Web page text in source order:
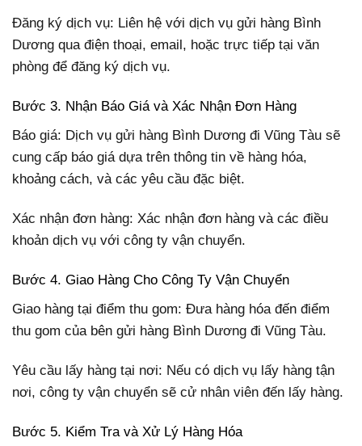
Đăng ký dịch vụ: Liên hệ với dịch vụ gửi hàng Bình
Dương qua điện thoại, email, hoặc trực tiếp tại văn
phòng để đăng ký dịch vụ.
Bước 3. Nhận Báo Giá và Xác Nhận Đơn Hàng
Báo giá: Dịch vụ gửi hàng Bình Dương đi Vũng Tàu sẽ
cung cấp báo giá dựa trên thông tin về hàng hóa,
khoảng cách, và các yêu cầu đặc biệt.
Xác nhận đơn hàng: Xác nhận đơn hàng và các điều
khoản dịch vụ với công ty vận chuyển.
Bước 4. Giao Hàng Cho Công Ty Vận Chuyển
Giao hàng tại điểm thu gom: Đưa hàng hóa đến điểm
thu gom của bên gửi hàng Bình Dương đi Vũng Tàu.
Yêu cầu lấy hàng tại nơi: Nếu có dịch vụ lấy hàng tận
nơi, công ty vận chuyển sẽ cử nhân viên đến lấy hàng.
Bước 5. Kiểm Tra và Xử Lý Hàng Hóa